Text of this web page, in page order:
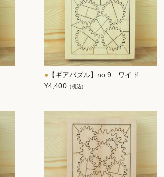
【ギアパズル】no.9 ワイド
¥4,400（税込）